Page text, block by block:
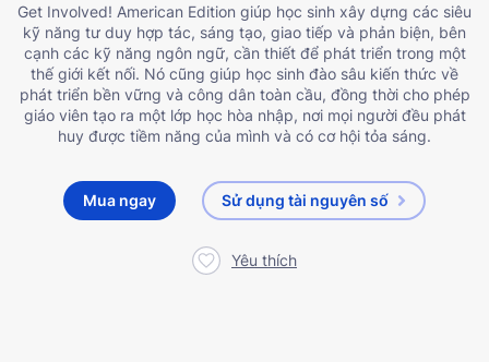
Get Involved! American Edition giúp học sinh xây dựng các siêu
kỹ năng tư duy hợp tác, sáng tạo, giao tiếp và phản biện, bên
cạnh các kỹ năng ngôn ngữ, cần thiết để phát triển trong một
thế giới kết nối. Nó cũng giúp học sinh đào sâu kiến ​​thức về
phát triển bền vững và công dân toàn cầu, đồng thời cho phép
giáo viên tạo ra một lớp học hòa nhập, nơi mọi người đều phát
huy được tiềm năng của mình và có cơ hội tỏa sáng.
Mua ngay Sử dụng tài nguyên số
Yêu thích